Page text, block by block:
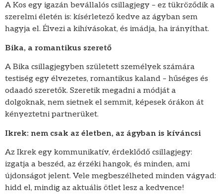
A Kos egy igazán bevállalós csillagjegy – ez tükröződik a
szerelmi életén is: kísérletező kedve az ágyban sem
hagyja el. Élvezi a kihívásokat, és imádja, ha irányíthat.
Bika, a romantikus szerető
A Bika csillagjegyben született személyek számára
testiség egy élvezetes, romantikus kaland – hűséges és
odaadó szeretők. Szeretik megadni a módját a
dolgoknak, nem sietnek el semmit, képesek órákon át
kényeztetni partnerüket.
Ikrek: nem csak az életben, az ágyban is kíváncsi
Az Ikrek egy kommunikatív, érdeklődő csillagjegy:
izgatja a beszéd, az érzéki hangok, és minden, ami
újdonságot jelent. Vele megbeszélheted minden vágyad:
hidd el, mindig az aktuális ötlet lesz a kedvence!